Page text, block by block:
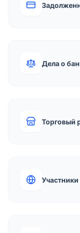
Дела о
Торговый